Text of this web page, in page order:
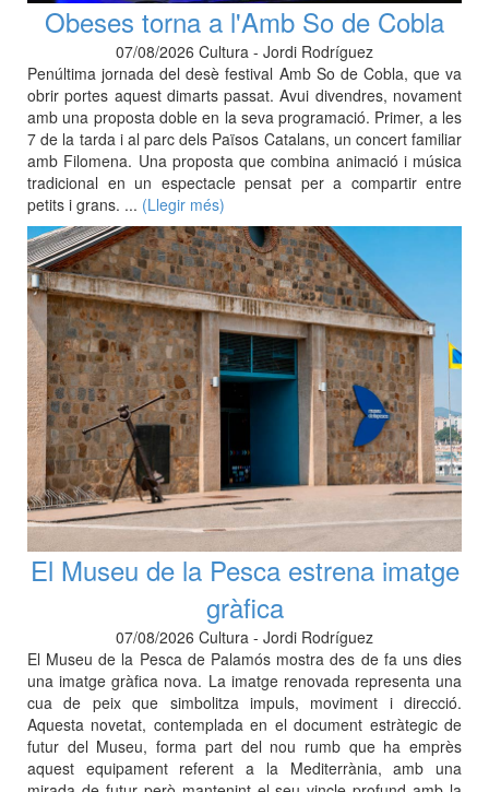
Obeses torna a l'Amb So de Cobla
07/08/2026 Cultura - Jordi Rodríguez
Penúltima jornada del desè festival Amb So de Cobla, que va
obrir portes aquest dimarts passat. Avui divendres, novament
amb una proposta doble en la seva programació. Primer, a les
7 de la tarda i al parc dels Països Catalans, un concert familiar
amb Filomena. Una proposta que combina animació i música
tradicional en un espectacle pensat per a compartir entre
petits i grans. ... (Llegir més)
El Museu de la Pesca estrena imatge
gràfica
07/08/2026 Cultura - Jordi Rodríguez
El Museu de la Pesca de Palamós mostra des de fa uns dies
una imatge gràfica nova. La imatge renovada representa una
cua de peix que simbolitza impuls, moviment i direcció.
Aquesta novetat, contemplada en el document estràtegic de
futur del Museu, forma part del nou rumb que ha emprès
aquest equipament referent a la Mediterrània, amb una